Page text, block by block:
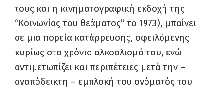
τους και η κινηματογραφική εκδοχή της
“Κοινωνίας του θεάματος” το 1973), μπαίνει
σε μια πορεία κατάρρευσης, οφειλόμενης
κυρίως στο χρόνιο αλκοολισμό του, ενώ
αντιμετωπίζει και περιπέτειες μετά την –
αναπόδεικτη – εμπλοκή του ονόματός του